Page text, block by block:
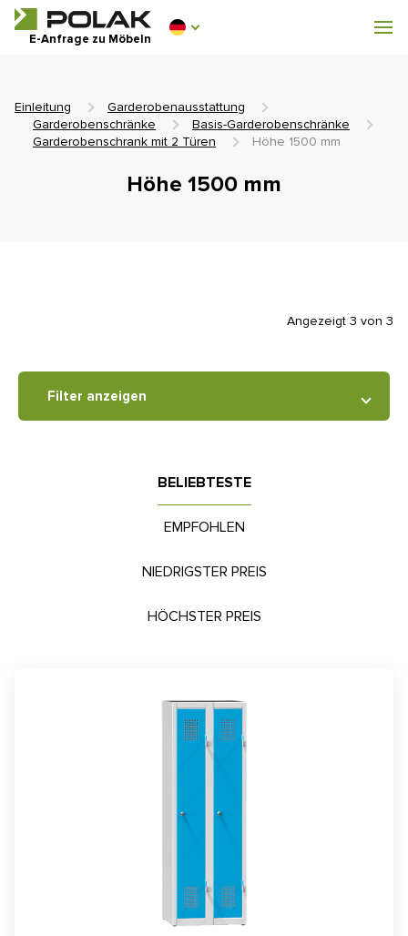
E-Anfrage zu Möbeln
Werkstattmöbel
0 €
Einleitung
Garderobenausstattung
Garderobenschränke
Basis-Garderobenschränke
Garderobenschrank mit 2 Türen
Höhe 1500 mm
Höhe 1500 mm
BELIEBTESTE
EMPFOHLEN
NIEDRIGSTER PREIS
HÖCHSTER PREIS
Angezeigt 3 von 3
Filter anzeigen